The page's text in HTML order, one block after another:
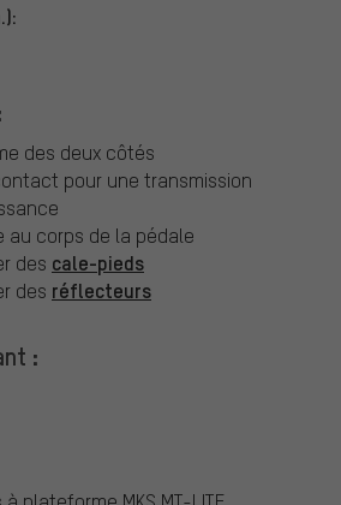
des deux côtés
pour une transmission
au corps de la pédale
des cale-pieds
des réflecteurs
: